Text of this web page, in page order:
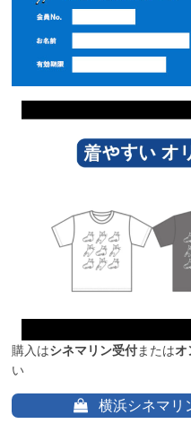
購入はシネマリン受付またはオ
い
横浜シネマリ